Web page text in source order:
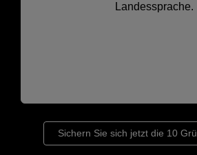
(Hotelzimmer, Flug, Bahnticket,
Sichern Sie sich jetzt die 10